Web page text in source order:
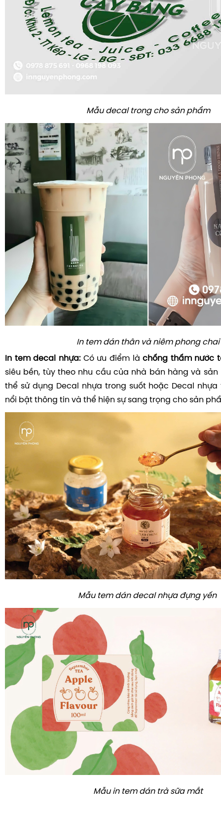
Mẫu decal trong cho sản phẩm
In tem dán thân và niêm phong chai
In tem decal nhựa: Có ưu điểm làchống thấm nước
siêu bền, tùy theo nhu cầu của nhà bán hàng và
thể sử dụng Decal nhựa trong suốt hoặc Decal
nổi bật thông tin và thể hiện sự sang trọng cho sản
Mẫu tem dán decal nhựa đựng yến
Mẫu in tem dán trà sữa mắt